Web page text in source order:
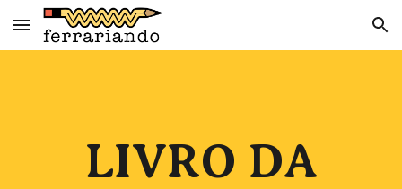
Skip to main content Skip to navigation
LIVRO DA